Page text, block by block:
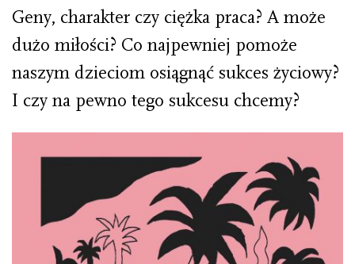
Geny, charakter czy ciężka praca? A może
dużo miłości? Co najpewniej pomoże
naszym dzieciom osiągnąć sukces życiowy?
I czy na pewno tego sukcesu chcemy?